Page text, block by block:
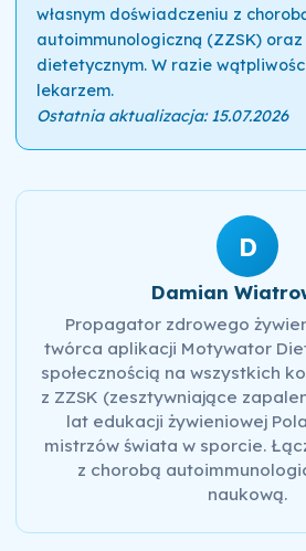
własnym doświadczeniu z
autoimmunologiczną (ZZSK) oraz
dietetycznym. W razie
lekarzem.
Ostatnia aktualizacja: 15.07.2026
D
Damian
Propagator zdrowego
twórca aplikacji Motywator
społecznością na wszystkich
z ZZSK (zesztywniające
lat edukacji żywieniowej
mistrzów świata w sporcie.
z chorobą
naukową.